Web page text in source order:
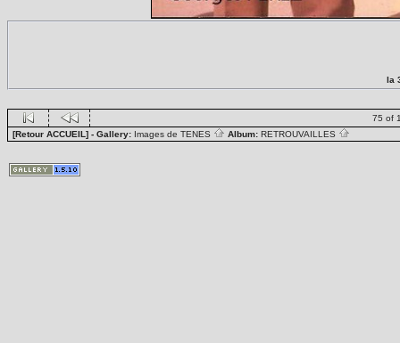
la
75 of
[Retour ACCUEIL] - Gallery: Images de TENES Album: RETROUVAILLES